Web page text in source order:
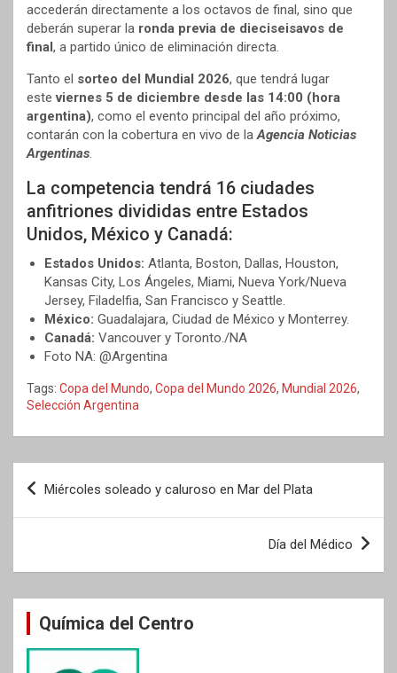
accederán directamente a los octavos de final, sino que
deberán superar la ronda previa de dieciseisavos de
final, a partido único de eliminación directa.
Tanto el sorteo del Mundial 2026, que tendrá lugar
esteviernes 5 de diciembre desde las 14:00 (hora
argentina), como el evento principal del año próximo,
contarán con la cobertura en vivo de laAgencia Noticias
Argentinas.
La competencia tendrá 16 ciudades
anfitriones divididas entre Estados
Unidos, México y Canadá:
Estados Unidos: Atlanta, Boston, Dallas, Houston,
Kansas City, Los Ángeles, Miami, Nueva York/Nueva
Jersey, Filadelfia, San Francisco y Seattle.
México: Guadalajara, Ciudad de México y Monterrey.
Canadá: Vancouver y Toronto./NA
Foto NA: @Argentina
Tags: Copa del Mundo, Copa del Mundo 2026, Mundial 2026,
Selección Argentina
Navegación
Miércoles soleado y caluroso en Mar del Plata
Día del Médico
Química del Centro